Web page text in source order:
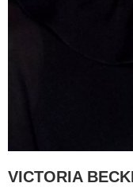
VICTORIA